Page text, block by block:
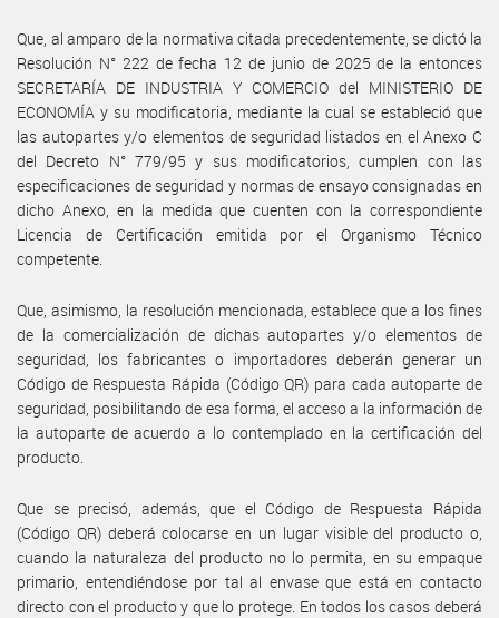
Que, al amparo de la normativa citada precedentemente, se dictó la
Resolución N° 222 de fecha 12 de junio de 2025 de la entonces
SECRETARÍA DE INDUSTRIA Y COMERCIO del MINISTERIO DE
ECONOMÍA y su modificatoria, mediante la cual se estableció que
las autopartes y/o elementos de seguridad listados en el Anexo C
del Decreto N° 779/95 y sus modificatorios, cumplen con las
especificaciones de seguridad y normas de ensayo consignadas en
dicho Anexo, en la medida que cuenten con la correspondiente
Licencia de Certificación emitida por el Organismo Técnico
competente.
Que, asimismo, la resolución mencionada, establece que a los fines
de la comercialización de dichas autopartes y/o elementos de
seguridad, los fabricantes o importadores deberán generar un
Código de Respuesta Rápida (Código QR) para cada autoparte de
seguridad, posibilitando de esa forma, el acceso a la información de
la autoparte de acuerdo a lo contemplado en la certificación del
producto.
Que se precisó, además, que el Código de Respuesta Rápida
(Código QR) deberá colocarse en un lugar visible del producto o,
cuando la naturaleza del producto no lo permita, en su empaque
primario, entendiéndose por tal al envase que está en contacto
directo con el producto y que lo protege. En todos los casos deberá